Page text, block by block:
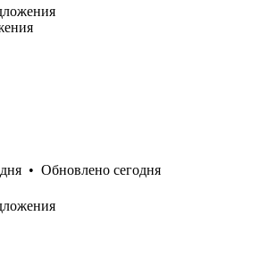
• Обновлено сегодня